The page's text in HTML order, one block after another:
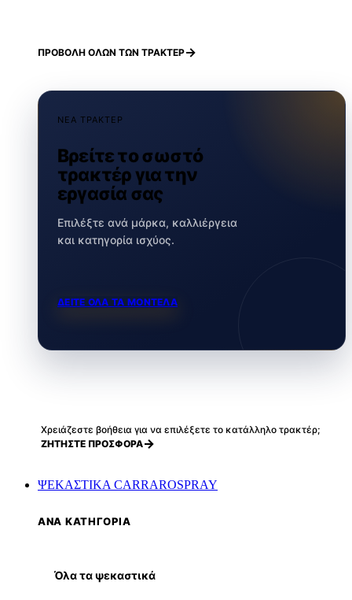
ΠΡΟΒΟΛΗ ΟΛΩΝ ΤΩΝ ΤΡΑΚΤΕΡ
ΝΕΑ ΤΡΑΚΤΕΡ
Βρείτε το σωστό
τρακτέρ για την
εργασία σας
Επιλέξτε ανά μάρκα, καλλιέργεια
και κατηγορία ισχύος.
ΔΕΙΤΕ ΟΛΑ ΤΑ ΜΟΝΤΕΛΑ
Χρειάζεστε βοήθεια για να επιλέξετε το κατάλληλο τρακτέρ;
ΖΗΤΗΣΤΕ ΠΡΟΣΦΟΡΑ
ΨΕΚΑΣΤΙΚΑ CARRAROSPRAY
ΑΝΑ ΚΑΤΗΓΟΡΙΑ
Όλα τα ψεκαστικά